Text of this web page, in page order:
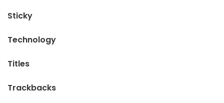
Sticky
Technology
Titles
Trackbacks